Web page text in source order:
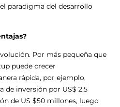
paradigma del desarrollo
Por más pequeña que
puede crecer
rápida, por ejemplo,
de inversión por US$ 2,5
de US $50 millones, luego